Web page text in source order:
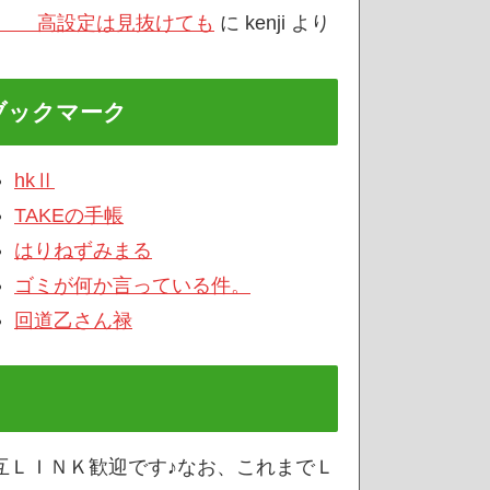
高設定は見抜けても に kenji より
ックマーク
hkⅡ
TAKEの手帳
はりねずみまる
ゴミが何か言っている件。
回道乙さん禄
ＬＩＮＫ歓迎です♪なお、これまでＬ